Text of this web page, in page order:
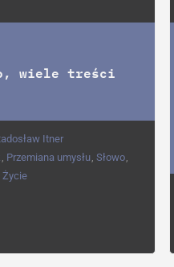
wiele treści
Itner
Przemiana umysłu Słowo
Życie